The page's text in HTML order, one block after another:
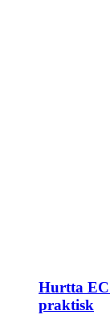
Hurtta
praktisk